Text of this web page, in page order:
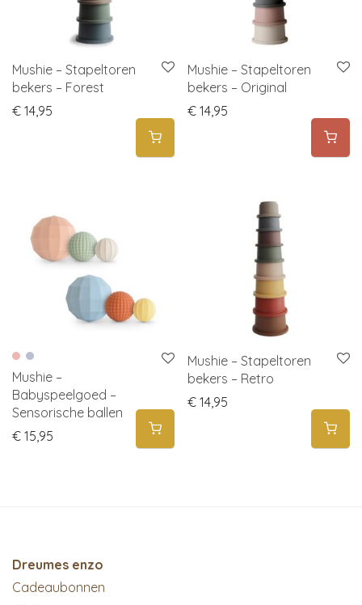
Mushie – Stapeltoren
bekers – Forest
€ 14,95
Mushie – Stapeltoren
bekers – Original
€ 14,95
Mushie –
Babyspeelgoed –
Sensorische ballen
€ 15,95
Mushie – Stapeltoren
bekers – Retro
€ 14,95
Dreumes enzo
Cadeaubonnen